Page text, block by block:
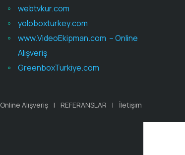
webtvkur.com
yoloboxturkey.com
www.VideoEkipman.com – Online
Alışveriş
GreenboxTurkiye.com
Online Alışveriş REFERANSLAR İletişim